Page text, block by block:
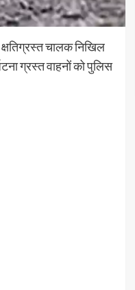
चालक निखिल
ग्रस्त वाहनों को पुलिस